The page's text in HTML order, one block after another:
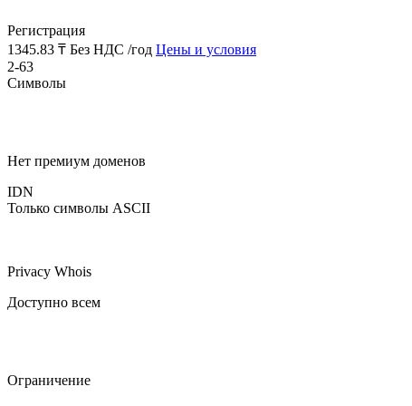
Регистрация
1345.83 ₸ Без НДС /год Цены и условия
2-63
Символы
Нет премиум доменов
IDN
Только символы ASCII
Privacy Whois
Доступно всем
Ограничение